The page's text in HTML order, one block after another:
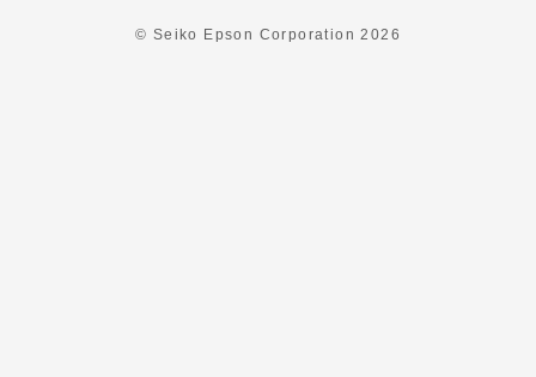
© Seiko Epson Corporation2026